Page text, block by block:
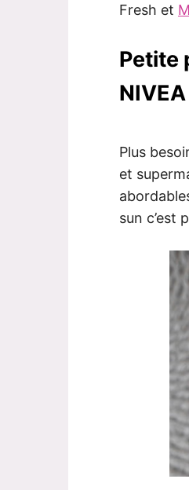
Fresh et
Petite
NIVEA
Plus
et
sun c’est